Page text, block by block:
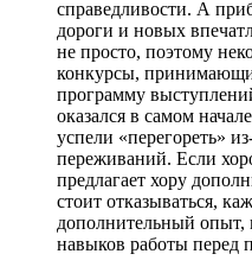
справедливости. А
дороги и новых
не просто, поэтому
конкурсы,
программу
оказался в самом
успели «перегореть»
переживаний. Если
предлагает хору
стоит отказываться,
дополнительный
навыков работы перед